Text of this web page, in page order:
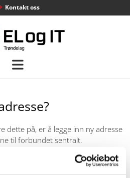
Kontakt oss
dette på, er å legge inn ny adresse
til forbundet sentralt.
telefon, mobil og e-postadresse,
å sikre god kommunikasjon med